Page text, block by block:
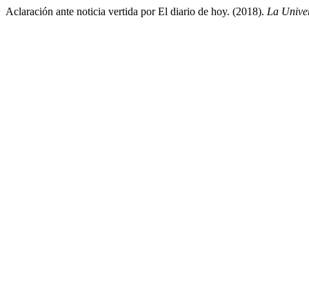
Aclaración ante noticia vertida por El diario de hoy. (2018). La